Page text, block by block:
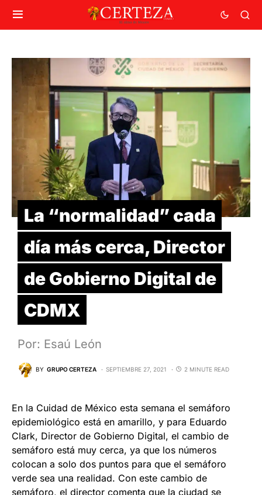
La “normalidad” cada
día más cerca, Director
de Gobierno Digital de
CDMX
Por: Esaú León
BY GRUPO CERTEZA SEPTIEMBRE 27, 2021 2 MINUTE READ
En la Cuidad de México esta semana el semáforo
epidemiológico está en amarillo, y para Eduardo
Clark, Director de Gobierno Digital, el cambio de
semáforo está muy cerca, ya que los números
colocan a solo dos puntos para que el semáforo
verde sea una realidad. Con este cambio de
semáforo, el director comenta que la ciudad se